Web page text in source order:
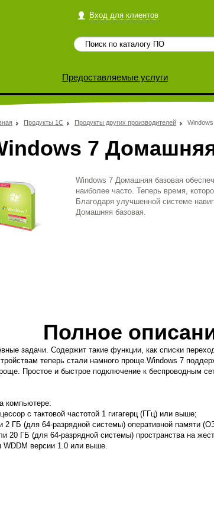
Вход для клиентов
Предоставляемые услуги
Продукты 1С Продукты других производителей
7
Windows 7 Домашняя базовая
наиболее часто. Теперь время,
Благодаря улучшенной системе
Домашняя базовая.
Полное
задачи. Содержит такие функции, как списки
теперь стали намного проще.Windows 7
Простое и быстрое подключение к беспроводным
компьютере:
с тактовой частотой 1 гигагерц (ГГц) или выше;
2 ГБ (для 64-разрядной системы) оперативной памяти
20 ГБ (для 64-разрядной системы) пространства на
WDDM версии 1.0 или выше.